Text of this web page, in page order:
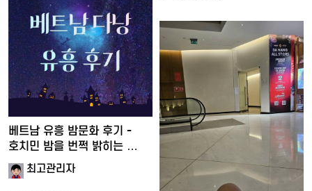
베트남 유흥 밤문화 후기 -
호치민 밤을 번쩍 밝히는 …
최고관리자